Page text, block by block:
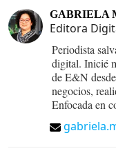
GABRIELA
Editora
Periodista
digital. Inicié
de E&N
negocios,
Enfocada en